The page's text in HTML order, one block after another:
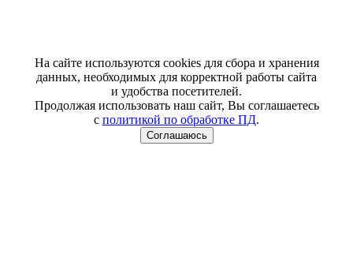
На сайте используются cookies для сбора и хранения
данных, необходимых для корректной работы сайта
и удобства посетителей.
Продолжая использовать наш сайт, Вы соглашаетесь
с политикой по обработке ПД.
Соглашаюсь